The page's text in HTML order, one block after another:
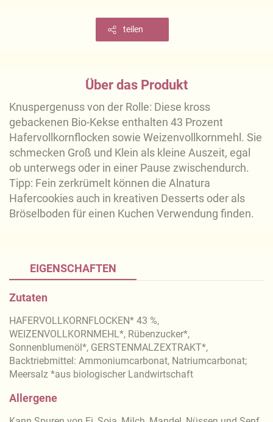
teilen
Über das Produkt
Knuspergenuss von der Rolle: Diese kross
gebackenen Bio-Kekse enthalten 43 Prozent
Hafervollkornflocken sowie Weizenvollkornmehl. Sie
schmecken Groß und Klein als kleine Auszeit, egal
ob unterwegs oder in einer Pause zwischendurch.
Tipp: Fein zerkrümelt können die Alnatura
Hafercookies auch in kreativen Desserts oder als
Bröselboden für einen Kuchen Verwendung finden.
EIGENSCHAFTEN
Zutaten
HAFERVOLLKORNFLOCKEN* 43 %,
WEIZENVOLLKORNMEHL*, Rübenzucker*,
Sonnenblumenöl*, GERSTENMALZEXTRAKT*,
Backtriebmittel: Ammoniumcarbonat, Natriumcarbonat;
Meersalz *aus biologischer Landwirtschaft
Allergene